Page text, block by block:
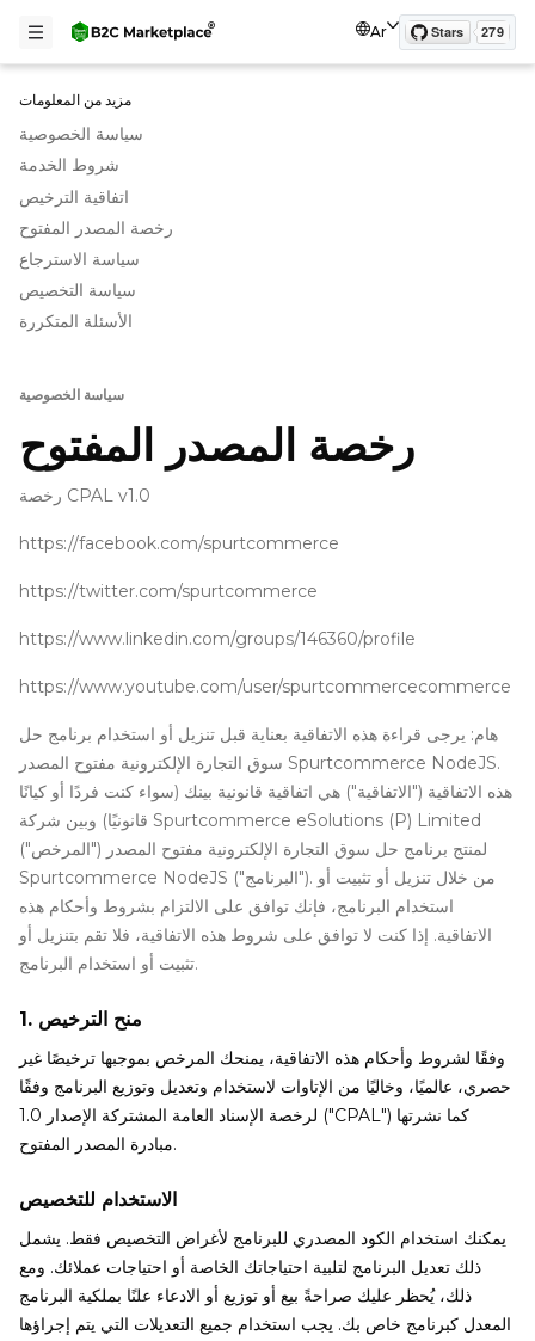
Ar
مزيد من المعلومات
سياسة الخصوصية
شروط الخدمة
اتفاقية الترخيص
رخصة المصدر المفتوح
سياسة الاسترجاع
سياسة التخصيص
الأسئلة المتكررة
سياسة الخصوصية
رخصة المصدر المفتوح
رخصة CPAL v1.0
https://facebook.com/spurtcommerce
https://twitter.com/spurtcommerce
https://www.linkedin.com/groups/146360/profile
https://www.youtube.com/user/spurtcommercecommerce
هام: يرجى قراءة هذه الاتفاقية بعناية قبل تنزيل أو استخدام برنامج حل
سوق التجارة الإلكترونية مفتوح المصدر Spurtcommerce NodeJS.
هذه الاتفاقية ("الاتفاقية") هي اتفاقية قانونية بينك (سواء كنت فردًا أو كيانًا
قانونيًا) وبين شركة Spurtcommerce eSolutions (P) Limited
("المرخص") لمنتج برنامج حل سوق التجارة الإلكترونية مفتوح المصدر
Spurtcommerce NodeJS ("البرنامج"). من خلال تنزيل أو تثبيت أو
استخدام البرنامج، فإنك توافق على الالتزام بشروط وأحكام هذه
الاتفاقية. إذا كنت لا توافق على شروط هذه الاتفاقية، فلا تقم بتنزيل أو
تثبيت أو استخدام البرنامج.
1. منح الترخيص
وفقًا لشروط وأحكام هذه الاتفاقية، يمنحك المرخص بموجبها ترخيصًا غير
حصري، عالميًا، وخاليًا من الإتاوات لاستخدام وتعديل وتوزيع البرنامج وفقًا
لرخصة الإسناد العامة المشتركة الإصدار 1.0 ("CPAL") كما نشرتها
مبادرة المصدر المفتوح.
الاستخدام للتخصيص
يمكنك استخدام الكود المصدري للبرنامج لأغراض التخصيص فقط. يشمل
ذلك تعديل البرنامج لتلبية احتياجاتك الخاصة أو احتياجات عملائك. ومع
ذلك، يُحظر عليك صراحةً بيع أو توزيع أو الادعاء علنًا بملكية البرنامج
المعدل كبرنامج خاص بك. يجب استخدام جميع التعديلات التي يتم إجراؤها